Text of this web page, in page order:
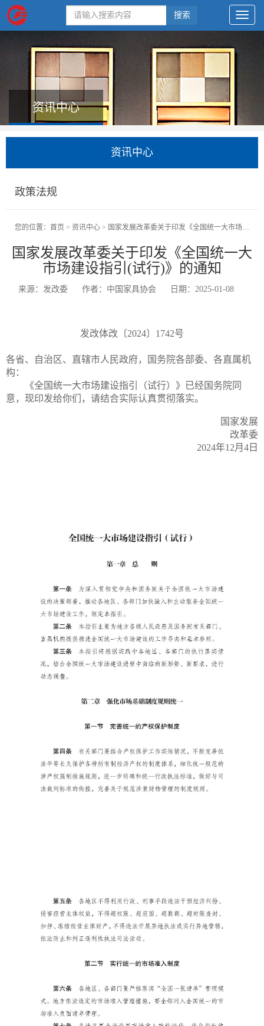
搜索
资讯中心
资讯中心
政策法规
您的位置： 首页 > 资讯中心 > 国家发展改革委关于印发《全国统一大市场建设指引(试行)》的通知
国家发展改革委关于印发《全国统一大
市场建设指引(试行)》的通知
来源：发改委 作者：中国家具协会 日期：2025-01-08
发改体改〔2024〕1742号
各省、自治区、直辖市人民政府，国务院各部委、各直属机
构：
《全国统一大市场建设指引（试行）》已经国务院同
意，现印发给你们，请结合实际认真贯彻落实。
国家发展
改革委
2024年12月4日